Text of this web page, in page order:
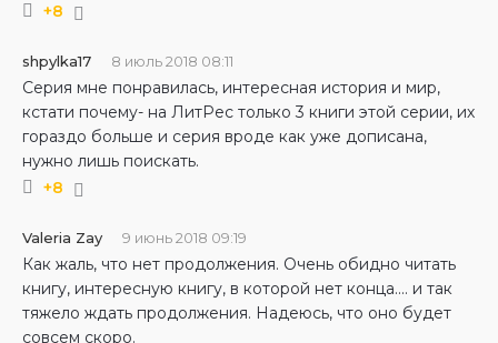
+8
shpylka17 8 июль 2018 08:11
Серия мне понравилась, интересная история и мир,
кстати почему- на ЛитРес только 3 книги этой серии, их
гораздо больше и серия вроде как уже дописана,
нужно лишь поискать.
+8
Valeria Zay 9 июнь 2018 09:19
Как жаль, что нет продолжения. Очень обидно читать
книгу, интересную книгу, в которой нет конца.... и так
тяжело ждать продолжения. Надеюсь, что оно будет
совсем скоро.